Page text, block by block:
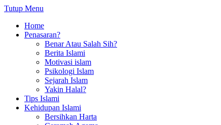
Tutup Menu
Home
Penasaran?
Benar Atau Salah Sih?
Berita Islami
Motivasi islam
Psikologi Islam
Sejarah Islam
Yakin Halal?
Tips Islami
Kehidupan Islami
Bersihkan Harta